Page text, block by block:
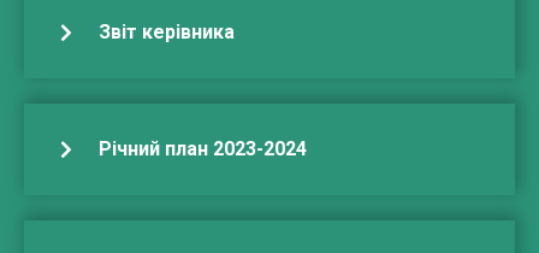
Звіт керівника
Річний план 2023-2024